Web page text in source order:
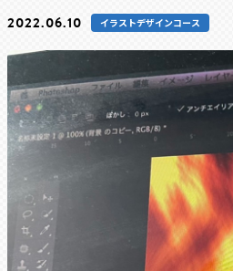
2022.06.10 イラストデザインコース